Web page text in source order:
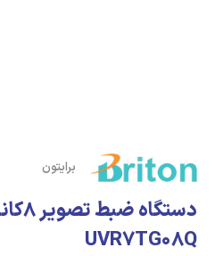
برایتون
UVR7TG08Q